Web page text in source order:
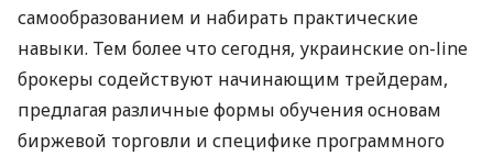
самообразованием и набирать практические
навыки. Тем более что сегодня, украинские on-line
брокеры содействуют начинающим трейдерам,
предлагая различные формы обучения основам
биржевой торговли и специфике программного